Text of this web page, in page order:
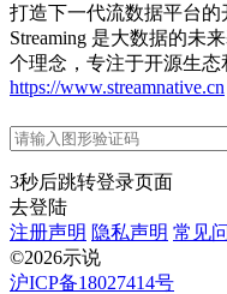
打造下一代流数据平台的
Streaming 是大数据的未
个理念，专注于开源生态
https://www.streamnative.cn
3秒后跳转登录页面
去登陆
注册声明 隐私声明 常见
©2026示说
沪ICP备18027414号